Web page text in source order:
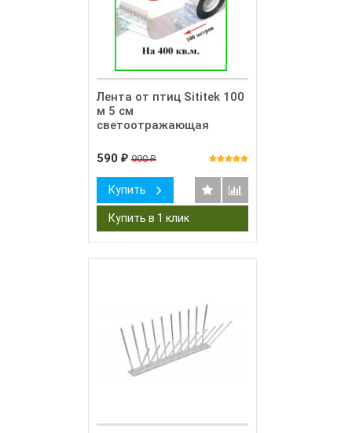
Лента от птиц Sititek 100
м 5 см
светоотражающая
590 ₽ 990₽
Купить